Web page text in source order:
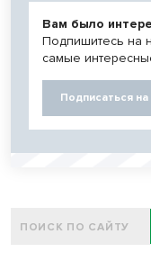
Вам было
Подпишитесь на
самые
Подписаться